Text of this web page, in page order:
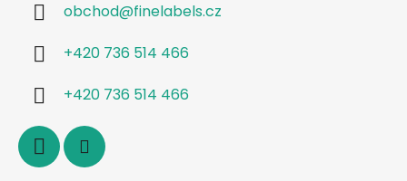
obchod@finelabels.cz
+420 736 514 466
+420 736 514 466